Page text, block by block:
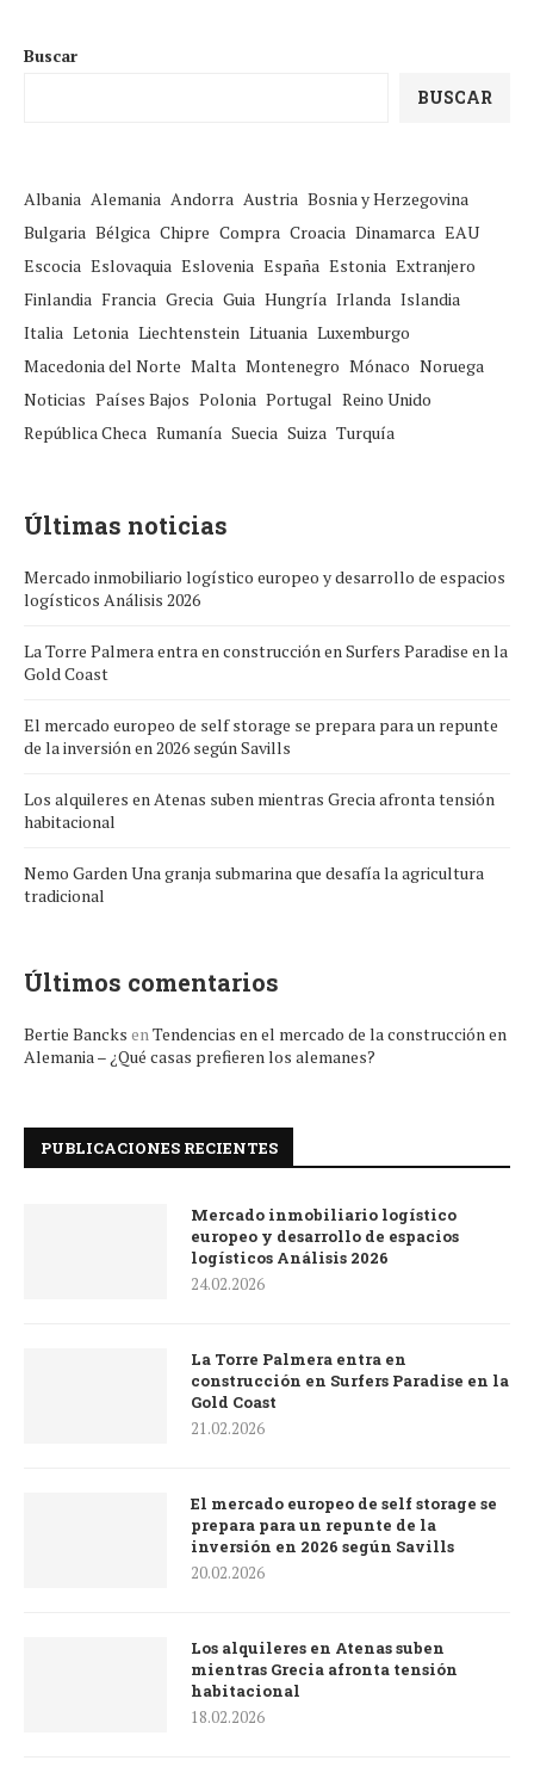
Buscar
BUSCAR
Albania Alemania Andorra Austria Bosnia y Herzegovina
Bulgaria Bélgica Chipre Compra Croacia Dinamarca EAU
Escocia Eslovaquia Eslovenia España Estonia Extranjero
Finlandia Francia Grecia Guia Hungría Irlanda Islandia
Italia Letonia Liechtenstein Lituania Luxemburgo
Macedonia del Norte Malta Montenegro Mónaco Noruega
Noticias Países Bajos Polonia Portugal Reino Unido
República Checa Rumanía Suecia Suiza Turquía
Últimas noticias
Mercado inmobiliario logístico europeo y desarrollo de espacios
logísticos Análisis 2026
La Torre Palmera entra en construcción en Surfers Paradise en la
Gold Coast
El mercado europeo de self storage se prepara para un repunte
de la inversión en 2026 según Savills
Los alquileres en Atenas suben mientras Grecia afronta tensión
habitacional
Nemo Garden Una granja submarina que desafía la agricultura
tradicional
Últimos comentarios
Bertie Bancks enTendencias en el mercado de la construcción en
Alemania – ¿Qué casas prefieren los alemanes?
PUBLICACIONES RECIENTES
Mercado inmobiliario logístico
europeo y desarrollo de espacios
logísticos Análisis 2026
24.02.2026
La Torre Palmera entra en
construcción en Surfers Paradise en la
Gold Coast
21.02.2026
El mercado europeo de self storage se
prepara para un repunte de la
inversión en 2026 según Savills
20.02.2026
Los alquileres en Atenas suben
mientras Grecia afronta tensión
habitacional
18.02.2026